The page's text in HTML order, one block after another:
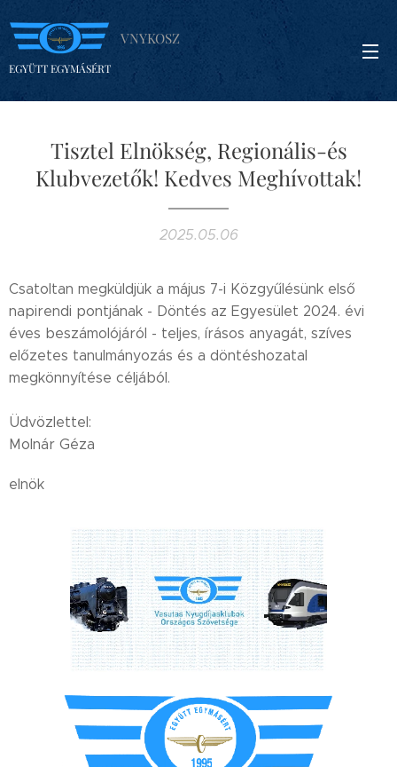
VNYKOSZ
EGYÜTT EGYMÁSÉRT
Tisztel Elnökség, Regionális-és
Klubvezetők! Kedves Meghívottak!
2025.05.06
Csatoltan megküldjük a május 7-i Közgyűlésünk első
napirendi pontjának - Döntés az Egyesület 2024. évi
éves beszámolójáról - teljes, írásos anyagát, szíves
előzetes tanulmányozás és a döntéshozatal
megkönnyítése céljából.
Üdvözlettel:
Molnár Géza
elnök